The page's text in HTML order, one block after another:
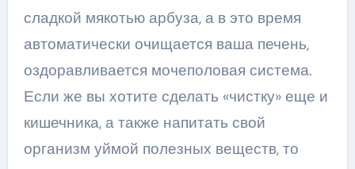
сладкой мякотью арбуза, а в это время
автоматически очищается ваша печень,
оздоравливается мочеполовая система.
Если же вы хотите сделать «чистку» еще и
кишечника, а также напитать свой
организм уймой полезных веществ, то